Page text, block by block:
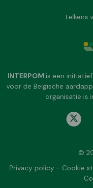
telkens
INTERPOM is een
voor de Belgische
organisatie is
©
Privacy policy- Cookie